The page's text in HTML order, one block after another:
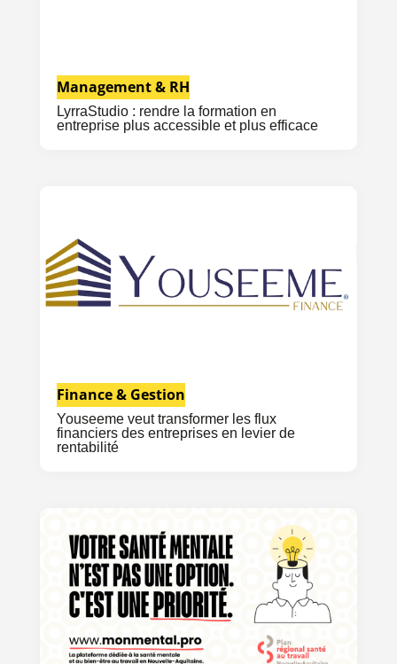
LyrraStudio : rendre la formation en
entreprise plus accessible et plus efficace
Management & RH
Youseeme veut transformer les flux
financiers des entreprises en levier de
rentabilité
Finance & Gestion